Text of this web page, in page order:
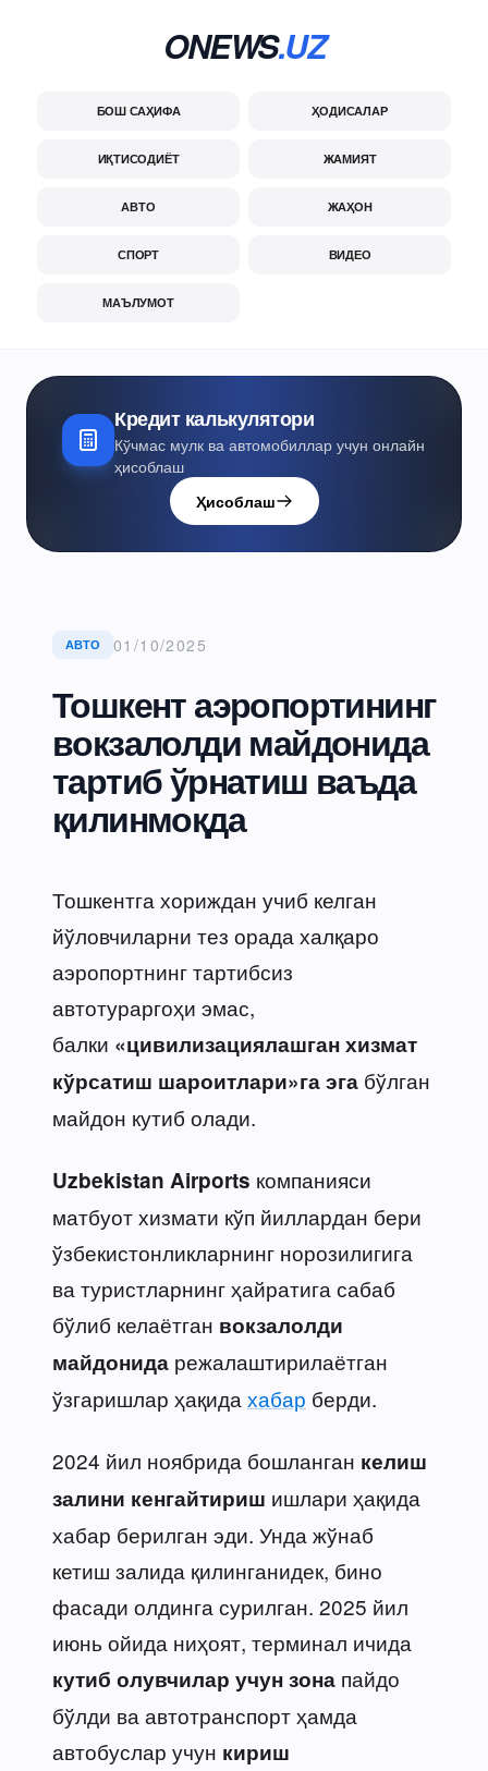
ONEWS.UZ
БОШ САҲИФА ҲОДИСАЛАР
ИҚТИСОДИЁТ ЖАМИЯТ
АВТО ЖАҲОН
СПОРТ ВИДЕО
МАЪЛУМОТ
Кредит калькулятори
Кўчмас мулк ва автомобиллар учун онлайн
ҳисоблаш
Ҳисоблаш
АВТО 01/10/2025
Тошкент аэропортининг
вокзалолди майдонида
тартиб ўрнатиш ваъда
қилинмоқда
Тошкентга хориждан учиб келган
йўловчиларни тез орада халқаро
аэропортнинг тартибсиз
автотураргоҳи эмас,
балки «цивилизациялашган хизмат
кўрсатиш шароитлари»га эга бўлган
майдон кутиб олади.
Uzbekistan Airports компанияси
матбуот хизмати кўп йиллардан бери
ўзбекистонликларнинг норозилигига
ва туристларнинг ҳайратига сабаб
бўлиб келаётган вокзалолди
майдонида режалаштирилаётган
ўзгаришлар ҳақида хабар берди.
2024 йил ноябрида бошланган келиш
залини кенгайтириш ишлари ҳақида
хабар берилган эди. Унда жўнаб
кетиш залида қилинганидек, бино
фасади олдинга сурилган. 2025 йил
июнь ойида ниҳоят, терминал ичида
кутиб олувчилар учун зона пайдо
бўлди ва автотранспорт ҳамда
автобуслар учун кириш